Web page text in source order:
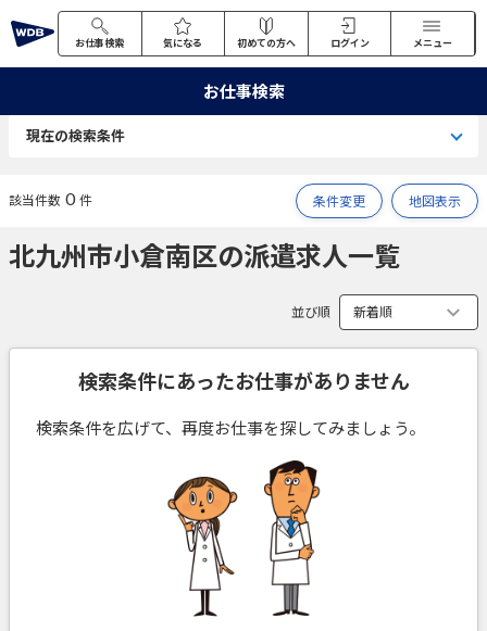
お仕事検索 気になる 初めての方へ ログイン メニュー
お仕事検索
現在の検索条件
該当件数 0 件 条件変更 地図表示
北九州市小倉南区の派遣求人一覧
並び順
検索条件にあったお仕事がありません
検索条件を広げて、再度お仕事を探してみましょう。